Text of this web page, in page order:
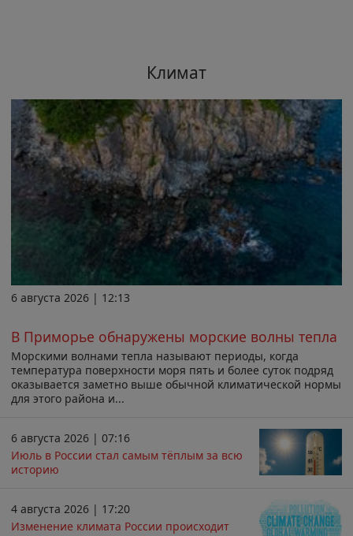
Климат
6 августа 2026 | 12:13
В Приморье обнаружены морские волны тепла
Морскими волнами тепла называют периоды, когда
температура поверхности моря пять и более суток подряд
оказывается заметно выше обычной климатической нормы
для этого района и...
6 августа 2026 | 07:16
Июль в России стал самым тёплым за всю
историю
4 августа 2026 | 17:20
Изменение климата России происходит